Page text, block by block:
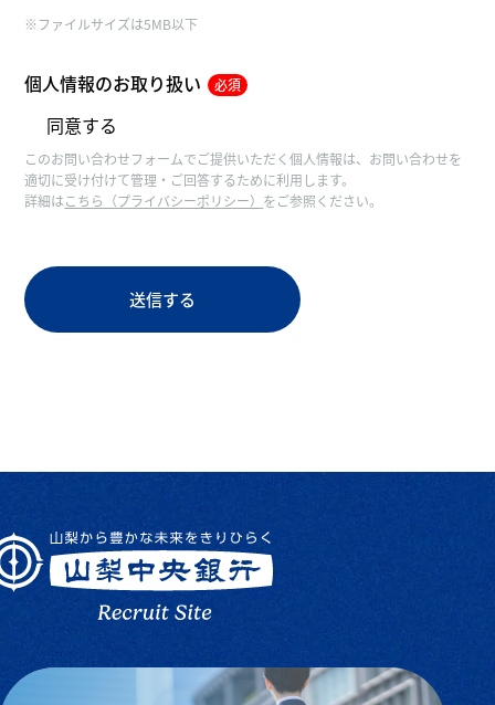
※ファイルサイズは5MB以下
個人情報のお取り扱い 必須
同意する
このお問い合わせフォームでご提供いただく個人情報は、お問い合わせを
適切に受け付けて管理・ご回答するために利用します。
詳細はこちら（プライバシーポリシー） をご参照ください。